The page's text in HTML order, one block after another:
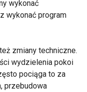
wykonać
wykonać program
zmiany techniczne.
wydzielenia pokoi
pociąga to za
przebudowa